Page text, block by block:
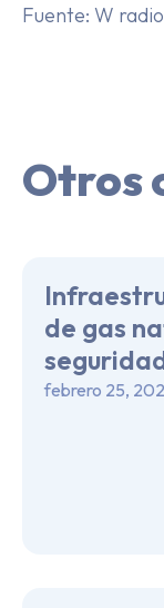
Fuente: W radio
Otros
de gas
febrero 25,